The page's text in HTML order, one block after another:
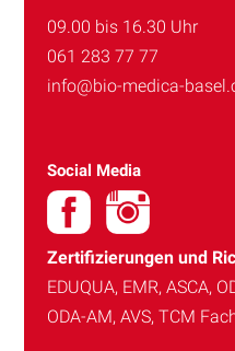
09.00 bis 16.30 Uhr
061 283 77 77
info@bio-medica-
Social Media
Zertifizierungen und
EDUQUA, EMR, ASCA,
ODA-AM, AVS, TCM